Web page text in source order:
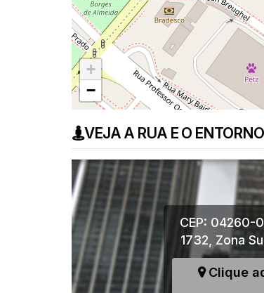
+
−
VEJA A RUA E O
CEP: 04260-
1732 Zona
Clique